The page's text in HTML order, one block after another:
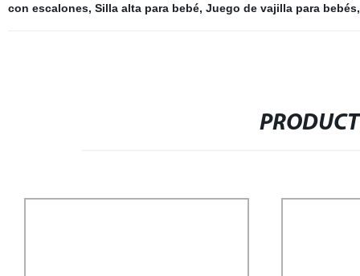
con escalones, Silla alta para bebé, Juego de vajilla para bebés,